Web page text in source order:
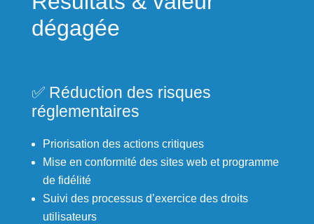
dégagée
✅ Réduction des risques
réglementaires
Priorisation des actions critiques
Mise en conformité des sites web et programme
de fidélité
Suivi des processus d’exercice des droits
utilisateurs